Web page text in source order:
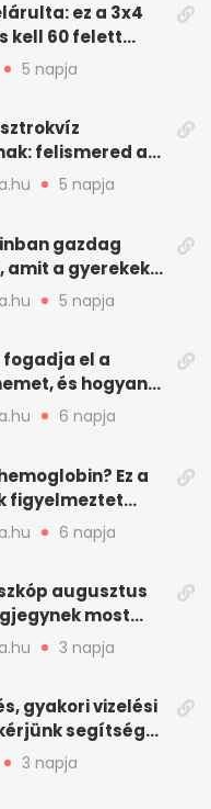
ez a 3x4
kell 60 felett
5 napja
felismered az
társait?5 napja
gazdag
amit a gyerekek
megesznek
5 napja
fogadja el a
és hogyan
6 napja
Ez a
figyelmeztet
6 napja
augusztus
most
3 napja
gyakori vizelési
segítséget
3 napja